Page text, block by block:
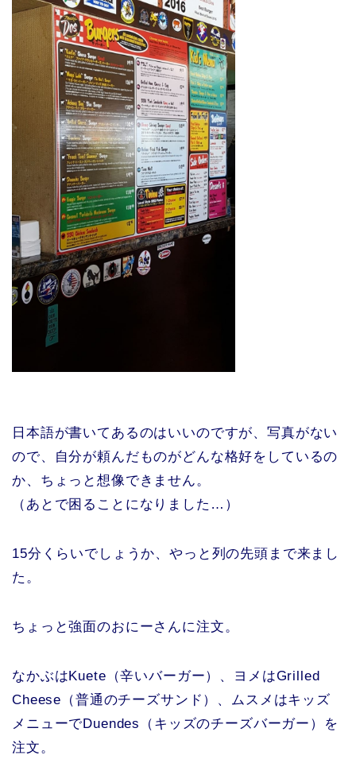
日本語が書いてあるのはいいのですが、写真がない
ので、自分が頼んだものがどんな格好をしているの
か、ちょっと想像できません。
（あとで困ることになりました…）
15分くらいでしょうか、やっと列の先頭まで来まし
た。
ちょっと強面のおにーさんに注文。
なかぶはKuete（辛いバーガー）、ヨメはGrilled
Cheese（普通のチーズサンド）、ムスメはキッズ
メニューでDuendes（キッズのチーズバーガー）を
注文。